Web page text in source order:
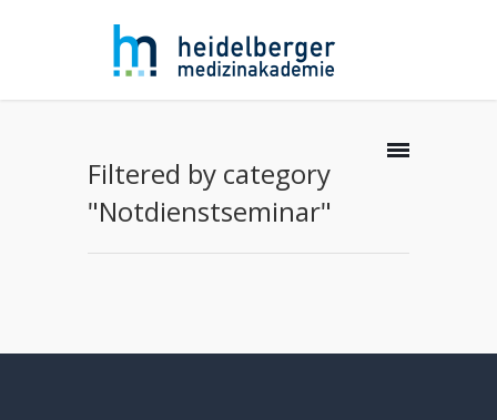
Filtered by category
"Notdienstseminar"